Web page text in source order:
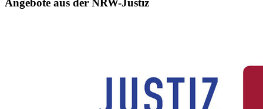
Köln ausgezeichnet
288 Anwärterinnen und Anwärter des Jahrgangs 2024/2026
der Justizvollzugsschule NRW geehrt
Angebote aus der NRW-Justiz